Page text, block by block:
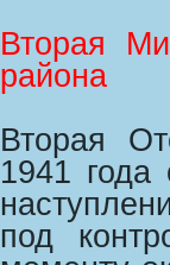
Вторая
района
Вторая
1941 года
под